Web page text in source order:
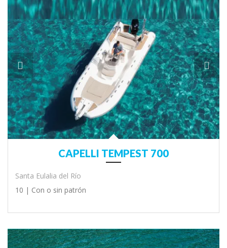
CAPELLI TEMPEST 700
Santa Eulalia del Río
10 | Con o sin patrón